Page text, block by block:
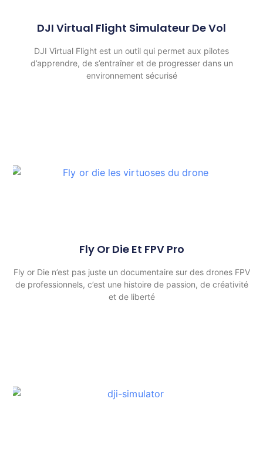
DJI Virtual Flight Simulateur De Vol
DJI Virtual Flight est un outil qui permet aux pilotes
d’apprendre, de s’entraîner et de progresser dans un
environnement sécurisé
Fly Or Die Et FPV Pro
Fly or Die n’est pas juste un documentaire sur des drones FPV
de professionnels, c’est une histoire de passion, de créativité
et de liberté